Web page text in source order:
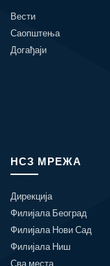
Вести
Саопштења
Догађаји
НСЗ МРЕЖА
Дирекција
Филијала Београд
Филијала Нови Сад
Филијала Ниш